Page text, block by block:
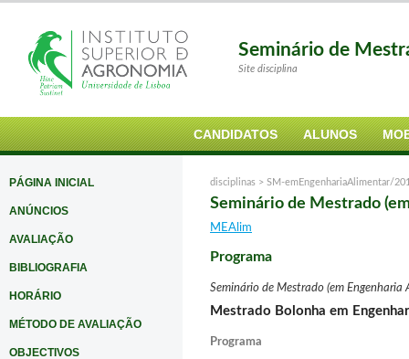
Seminário de
Site disciplina
CANDIDATOS ALUNOS
PÁGINA INICIAL
ANÚNCIOS
AVALIAÇÃO
BIBLIOGRAFIA
HORÁRIO
MÉTODO DE AVALIAÇÃO
OBJECTIVOS
disciplinas > SM-emEngenhariaAlimentar/
Seminário de Mestrado
MEAlim
Programa
Seminário de Mestrado (em Engenharia
Mestrado Bolonha em
Programa